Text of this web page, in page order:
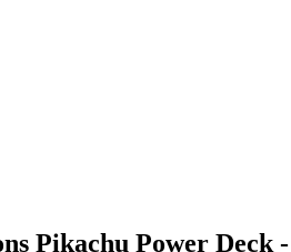
Pikachu Power Deck